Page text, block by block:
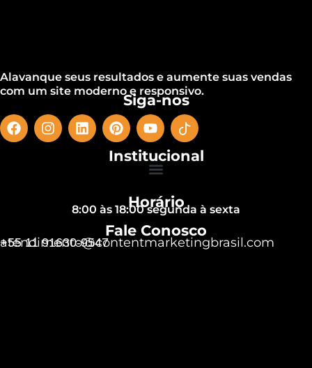
Alavanque seus resultados e aumente suas vendas
com um site moderno e responsivo.
Siga-nos
Institucional
Horário
8:00 às 18:00 segunda à sexta
Fale Conosco
+55 11 91630-9547
atendimento@contentmarketingbrasil.com